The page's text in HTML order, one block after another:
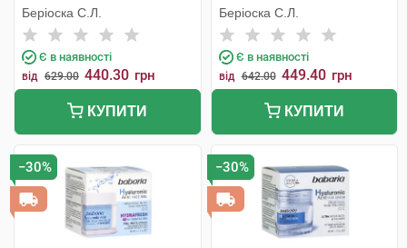
Беріоска С.Л.
Є в наявності
від 629.00 440.30 грн
КУПИТИ
обличчя 50 мл 1 банка
Беріоска С.Л.
Є в наявності
від 642.00 449.40 грн
КУПИТИ
−30% −30%